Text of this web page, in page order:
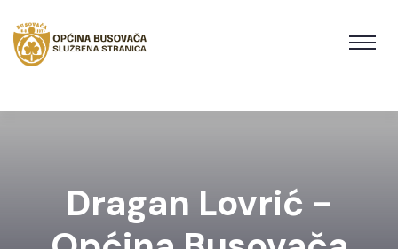
Dragan Lovrić -